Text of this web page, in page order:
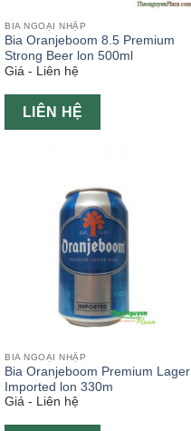
BIA NGOẠI NHẬP
Bia Oranjeboom 8.5 Premium
Strong Beer lon 500ml
Giá - Liên hệ
LIÊN HỆ
BIA NGOẠI NHẬP
Bia Oranjeboom Premium Lager
Imported lon 330m
Giá - Liên hệ